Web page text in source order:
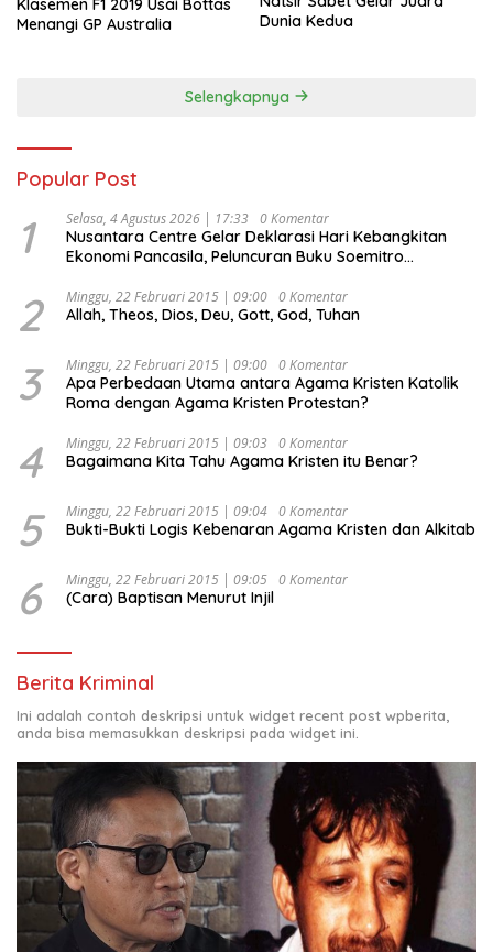
Klasemen F1 2019 Usai Bottas
Menangi GP Australia
Dunia Kedua
Selengkapnya
Popular Post
1 Selasa, 4 Agustus 2026 | 17:33 0 Komentar
Nusantara Centre Gelar Deklarasi Hari Kebangkitan
Ekonomi Pancasila, Peluncuran Buku Soemitro
Ekonomi Politik Indonesia) & Simposium Nasional
“Urgensi Undang-Undang Perekonomian Nasional dan
Indonesia Emas 2045”,
2 Minggu, 22 Februari 2015 | 09:00 0 Komentar
Allah, Theos, Dios, Deu, Gott, God, Tuhan
3 Minggu, 22 Februari 2015 | 09:00 0 Komentar
Apa Perbedaan Utama antara Agama Kristen Katolik
Roma dengan Agama Kristen Protestan?
4 Minggu, 22 Februari 2015 | 09:03 0 Komentar
Bagaimana Kita Tahu Agama Kristen itu Benar?
5 Minggu, 22 Februari 2015 | 09:04 0 Komentar
Bukti-Bukti Logis Kebenaran Agama Kristen dan Alkitab
6 Minggu, 22 Februari 2015 | 09:05 0 Komentar
(Cara) Baptisan Menurut Injil
Berita Kriminal
Ini adalah contoh deskripsi untuk widget recent post wpberita,
anda bisa memasukkan deskripsi pada widget ini.